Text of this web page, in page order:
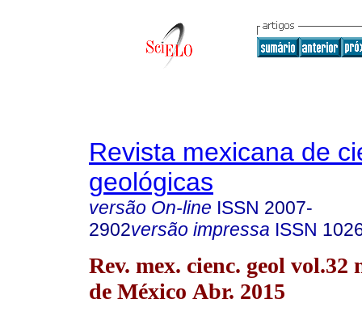
Revista mexicana de
geológicas
versão On-line ISSN 2007-
2902versão impressa ISSN
Rev. mex. cienc. geol vol.32
de México Abr. 2015